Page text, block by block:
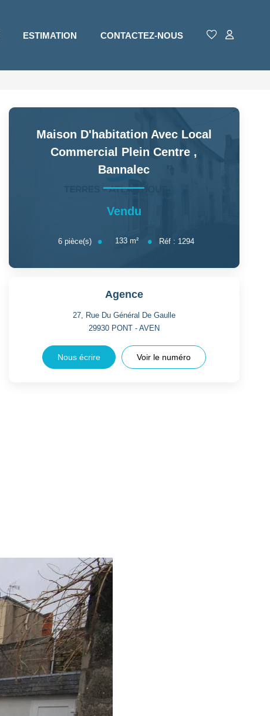
ESTIMATION CONTACTEZ-NOUS
Maison D'habitation Avec Local
Commercial Plein Centre ,
Bannalec
Vendu
6pièce(s) 133 m² Réf : 1294
Agence
27, Rue Du Général De Gaulle
29930 PONT - AVEN
Nous écrire Voir le numéro